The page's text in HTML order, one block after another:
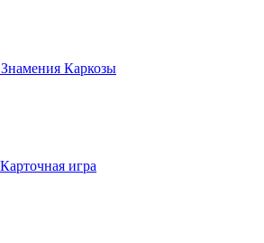
Каркозы
игра